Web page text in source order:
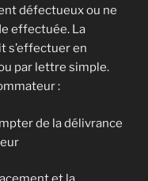
défectueux ou ne
effectuée. La
s’effectuer en
par lettre simple.
:
de la délivrance